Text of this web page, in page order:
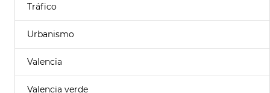
Tráfico
Urbanismo
Valencia
Valencia verde